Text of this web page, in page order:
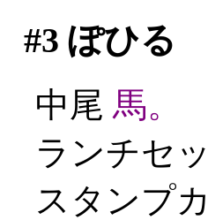
#3 ぽひる
中尾 馬。
ランチセ
スタンプ